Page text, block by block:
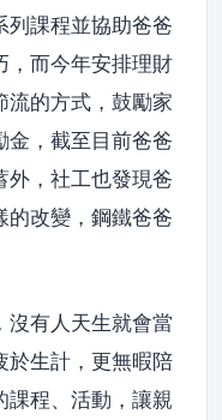
列課程並協助爸爸
，而今年安排理財
流的方式，鼓勵家
金，截至目前爸爸
外，社工也發現爸
的改變，鋼鐵爸爸
沒有人天生就會當
於生計，更無暇陪
課程、活動，讓親